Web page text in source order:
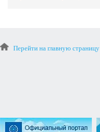
Перейти на главную страницу